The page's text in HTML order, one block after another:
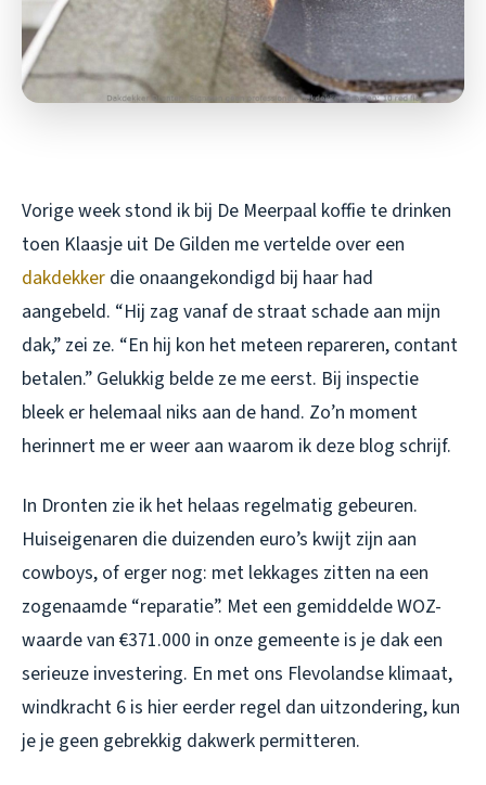
Vorige week stond ik bij De Meerpaal koffie te drinken
toen Klaasje uit De Gilden me vertelde over een
dakdekker die onaangekondigd bij haar had
aangebeld. “Hij zag vanaf de straat schade aan mijn
dak,” zei ze. “En hij kon het meteen repareren, contant
betalen.” Gelukkig belde ze me eerst. Bij inspectie
bleek er helemaal niks aan de hand. Zo’n moment
herinnert me er weer aan waarom ik deze blog schrijf.
In Dronten zie ik het helaas regelmatig gebeuren.
Huiseigenaren die duizenden euro’s kwijt zijn aan
cowboys, of erger nog: met lekkages zitten na een
zogenaamde “reparatie”. Met een gemiddelde WOZ-
waarde van €371.000 in onze gemeente is je dak een
serieuze investering. En met ons Flevolandse klimaat,
windkracht 6 is hier eerder regel dan uitzondering, kun
je je geen gebrekkig dakwerk permitteren.